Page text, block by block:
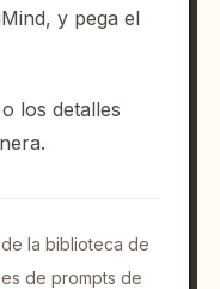
y pega el
los detalles
la biblioteca de
de prompts de